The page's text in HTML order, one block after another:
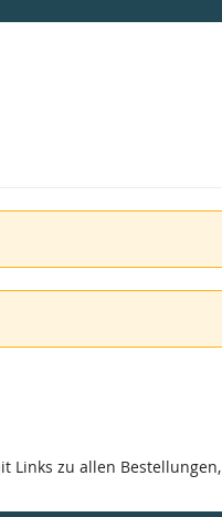
Links zu allen Bestellungen,